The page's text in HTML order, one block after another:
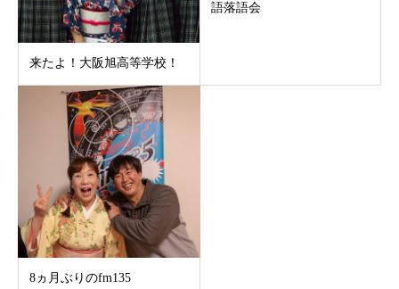
来たよ！大阪旭高等学校！
語落語会
8ヵ月ぶりのfm135